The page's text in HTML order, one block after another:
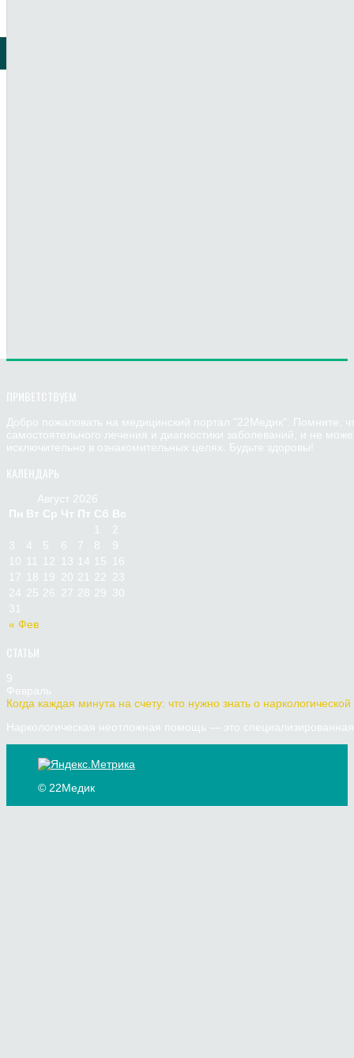
ПРИВЕТСТВУЕМ
Добро пожаловать на медицинский портал "22Медик". Помните,
самостоятельного лечения и диагностики заболеваний, и не
исключительно в ознакомительных целях. Будьте здоровы!
КАЛЕНДАРЬ
Август 2026
Пн Вт Ср Чт Пт Сб Вс
« Фев
2
3
4 5 6 7 8
9
10
12 13 14 15
16
17
18 19 20 21 22 23
24 25 26 27 28 29 30
31
СТАТЬИ
9
Февраль
Когда каждая минута на счету: что нужно знать о
Наркологическая неотложная помощь — это
© 22Медик